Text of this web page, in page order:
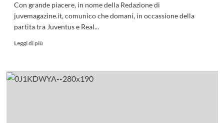
Con grande piacere, in nome della Redazione di
juvemagazine.it, comunico che domani, in occassione della
partita tra Juventus e Real...
Leggi di più